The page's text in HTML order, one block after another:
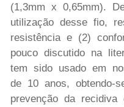
(1,3mm x 0,65mm).
utilização desse fio,
resistência e (2)
pouco discutido na
tem sido usado em
de 10 anos, obtendo-
prevenção da recidiva